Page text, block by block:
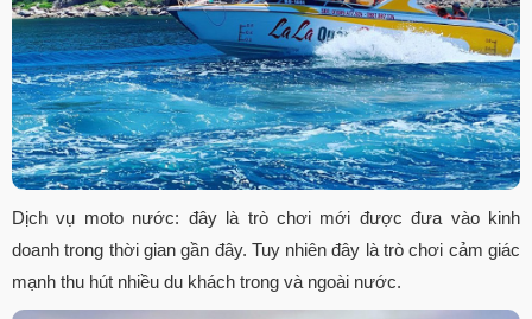
Dịch vụ moto nước: đây là trò chơi mới được đưa vào kinh
doanh trong thời gian gần đây. Tuy nhiên đây là trò chơi cảm giác
mạnh thu hút nhiều du khách trong và ngoài nước.